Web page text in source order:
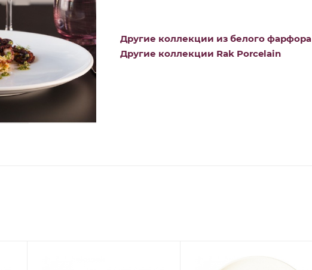
Другие коллекции из белого фарфора
Другие коллекции Rak Porcelain